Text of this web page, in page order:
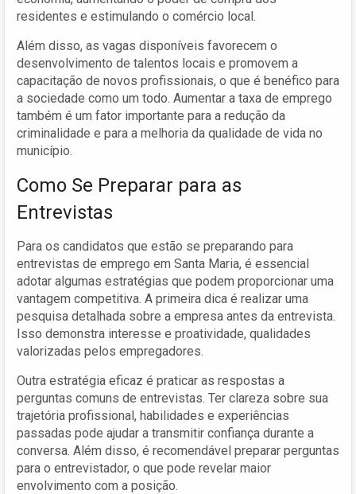
residentes e estimulando o comércio local.
Além disso, as vagas disponíveis favorecem o
desenvolvimento de talentos locais e promovem a
capacitação de novos profissionais, o que é benéfico para
a sociedade como um todo. Aumentar a taxa de emprego
também é um fator importante para a redução da
criminalidade e para a melhoria da qualidade de vida no
município.
Como Se Preparar para as
Entrevistas
Para os candidatos que estão se preparando para
entrevistas de emprego em Santa Maria, é essencial
adotar algumas estratégias que podem proporcionar uma
vantagem competitiva. A primeira dica é realizar uma
pesquisa detalhada sobre a empresa antes da entrevista.
Isso demonstra interesse e proatividade, qualidades
valorizadas pelos empregadores.
Outra estratégia eficaz é praticar as respostas a
perguntas comuns de entrevistas. Ter clareza sobre sua
trajetória profissional, habilidades e experiências
passadas pode ajudar a transmitir confiança durante a
conversa. Além disso, é recomendável preparar perguntas
para o entrevistador, o que pode revelar maior
envolvimento com a posição.